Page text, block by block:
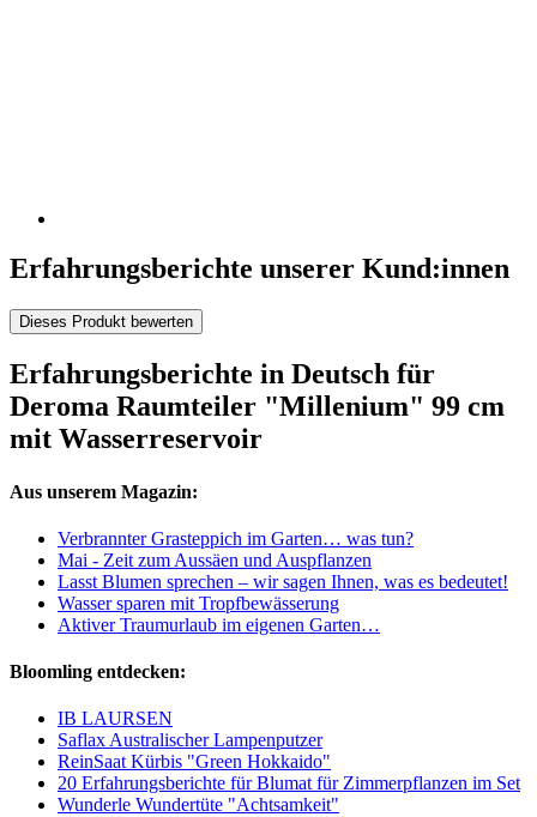
Erfahrungsberichte unserer Kund:innen
Dieses Produkt bewerten
Erfahrungsberichte in Deutsch für
Deroma Raumteiler "Millenium" 99 cm
mit Wasserreservoir
Aus unserem Magazin:
Verbrannter Grasteppich im Garten… was tun?
Mai - Zeit zum Aussäen und Auspflanzen
Lasst Blumen sprechen – wir sagen Ihnen, was es bedeutet!
Wasser sparen mit Tropfbewässerung
Aktiver Traumurlaub im eigenen Garten…
Bloomling entdecken:
IB LAURSEN
Saflax Australischer Lampenputzer
ReinSaat Kürbis "Green Hokkaido"
20 Erfahrungsberichte für Blumat für Zimmerpflanzen im Set
Wunderle Wundertüte "Achtsamkeit"